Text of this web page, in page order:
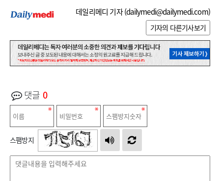
데일리메디 기자 (dailymedi@dailymedi.com)
기자의 다른기사보기
댓글 0
스팸방지